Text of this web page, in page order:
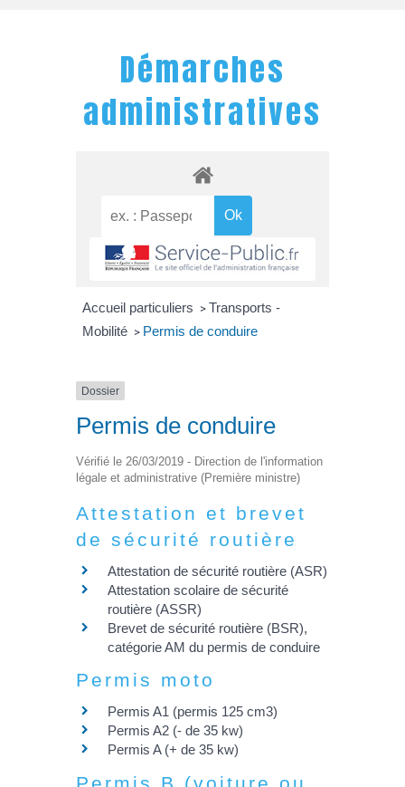
Démarches
administratives
Accueil particuliers > Transports -
Mobilité > Permis de conduire
Dossier
Permis de conduire
Vérifié le 26/03/2019 - Direction de l'information
légale et administrative (Première ministre)
Attestation et brevet
de sécurité routière
Attestation de sécurité routière (ASR)
Attestation scolaire de sécurité
routière (ASSR)
Brevet de sécurité routière (BSR),
catégorie AM du permis de conduire
Permis moto
Permis A1 (permis 125 cm3)
Permis A2 (- de 35 kw)
Permis A (+ de 35 kw)
Permis B (voiture ou